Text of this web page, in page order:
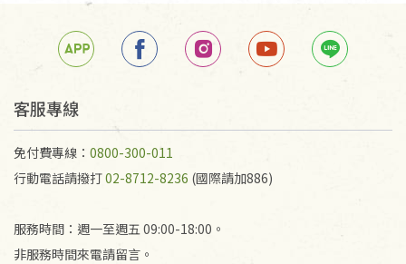
客服專線
免付費專線： 0800-300-011
行動電話請撥打02-8712-8236 (國際請加886)
服務時間：週一至週五 09:00-18:00。
非服務時間來電請留言。